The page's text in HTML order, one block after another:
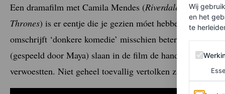
Een dramafilm met Camila Mendes (Riverdale ), Maya
Thrones) is er eentje die je gezien móet hebben. En als
omschrijft ‘donkere komedie’ misschien beter het
(gespeeld door Maya) slaan in de film de handen ineen
verwoestten. Niet geheel toevallig vertolken zij de meest
Wij
en het
te
Werking
Analytics